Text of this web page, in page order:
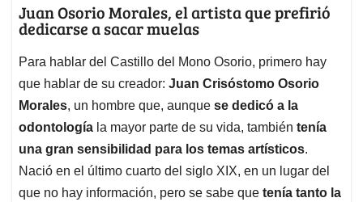
Juan Osorio Morales, el artista que prefirió
dedicarse a sacar muelas
Para hablar del Castillo del Mono Osorio, primero hay
que hablar de su creador: Juan Crisóstomo Osorio
Morales, un hombre que, aunque se dedicó a la
odontología la mayor parte de su vida, también tenía
una gran sensibilidad para los temas artísticos.
Nació en el último cuarto del siglo XIX, en un lugar del
que no hay información, pero se sabe que tenía tanto la